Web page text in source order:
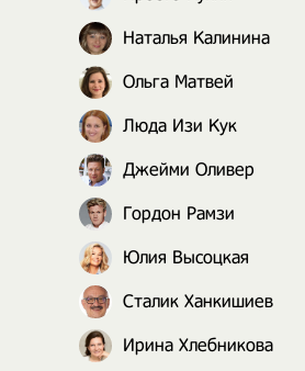
Наталья Калинина
Ольга Матвей
Люда Изи Кук
Джейми Оливер
Гордон Рамзи
Юлия Высоцкая
Сталик Ханкишиев
Ирина Хлебникова